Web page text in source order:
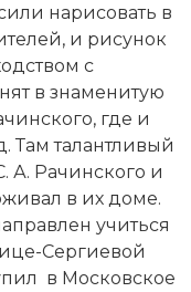
нарисовать в
и рисунок
с
в знаменитую
где и
Там талантливый
А. Рачинского и
в их доме.
учиться
Сергиевой
в Московское